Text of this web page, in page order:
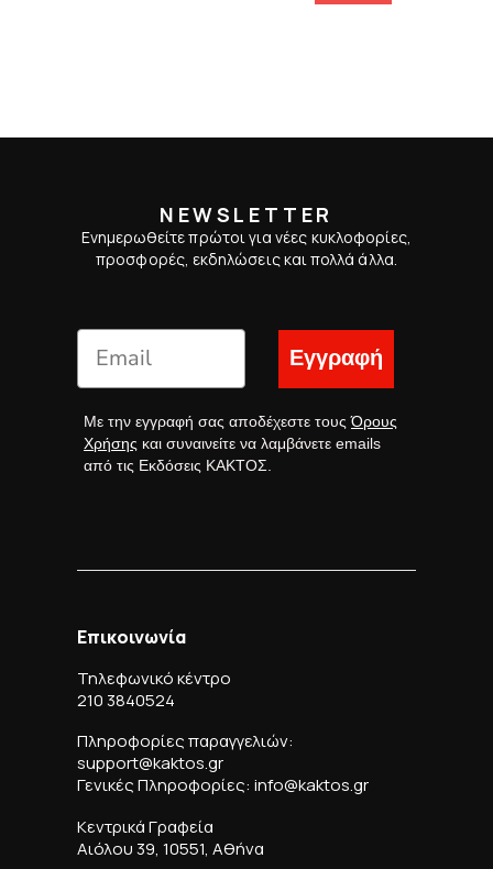
NEWSLETTER
Ενημερωθείτε πρώτοι για νέες κυκλοφορίες,
προσφορές, εκδηλώσεις και πολλά άλλα.
Εγγραφή
Με την εγγραφή σας αποδέχεστε τουςΌρους
Χρήσης και συναινείτε να λαμβάνετε emails
από τις Εκδόσεις ΚΑΚΤΟΣ.
Επικοινωνία
Τηλεφωνικό κέντρο
210 3840524
Πληροφορίες παραγγελιών:
support@kaktos.gr
Γενικές Πληροφορίες: info@kaktos.gr
Κεντρικά Γραφεία
Αιόλου 39, 10551, Αθήνα